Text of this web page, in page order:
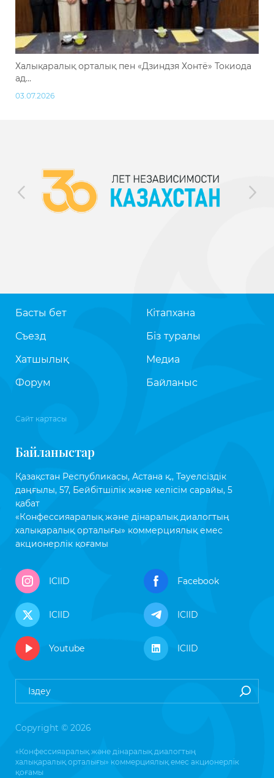
Халықаралық орталық пен «Дзиндзя Хонтё» Токиода
ад...
03.07.2026
Басты бет
Съезд
Хатшылық
Форум
Кітапхана
Біз туралы
Медиа
Байланыс
Сайт картасы
Байланыстар
Қазақстан Республикасы, Астана қ., Тәуелсіздік
даңғылы, 57, Бейбітшілік және келісім сарайы, 5
қабат
«Конфессияаралық және дінаралық диалогтың
халықаралық орталығы» коммерциялық емес
акционерлік қоғамы
ICIID Facebook
ICIID ICIID
Youtube ICIID
Copyright © 2026
«Конфессияаралық және дінаралық диалогтың
халықаралық орталығы» коммерциялық емес акционерлік
қоғамы